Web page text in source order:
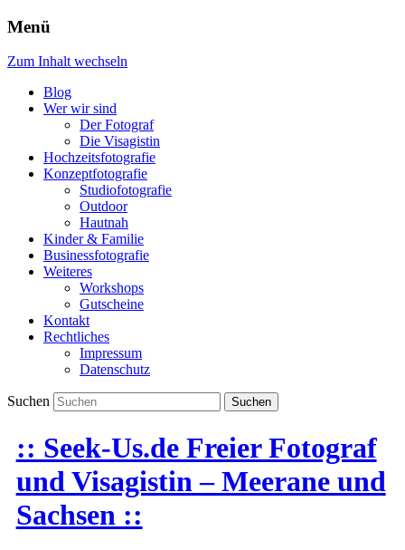
Menü
Zum Inhalt wechseln
Blog
Wer wir sind
Der Fotograf
Die Visagistin
Hochzeitsfotografie
Konzeptfotografie
Studiofotografie
Outdoor
Hautnah
Kinder & Familie
Businessfotografie
Weiteres
Workshops
Gutscheine
Kontakt
Rechtliches
Impressum
Datenschutz
Suchen
:: Seek-Us.de Freier Fotograf
und Visagistin – Meerane und
Sachsen ::